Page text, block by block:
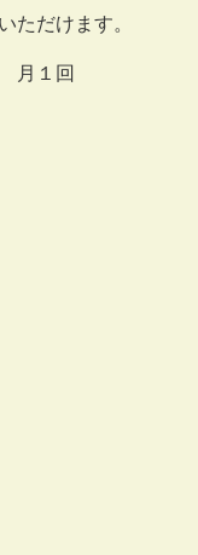
ただけます。
１回